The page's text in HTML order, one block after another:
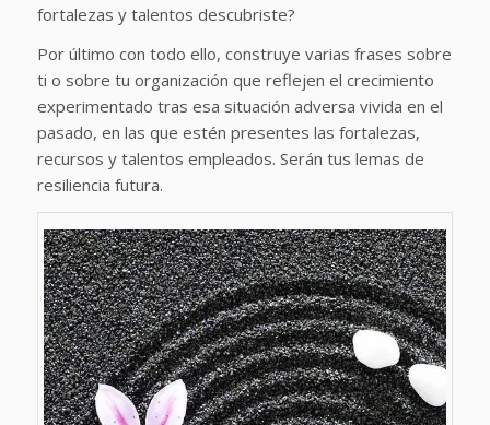
fortalezas y talentos descubriste?
Por último con todo ello, construye varias frases sobre
ti o sobre tu organización que reflejen el crecimiento
experimentado tras esa situación adversa vivida en el
pasado, en las que estén presentes las fortalezas,
recursos y talentos empleados. Serán tus lemas de
resiliencia futura.